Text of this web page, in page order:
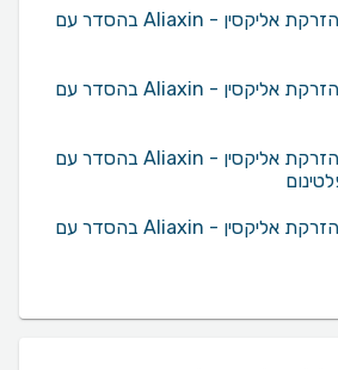
רופאים בתחום הזרקת אליקסין - Aliaxin בהסדר עם
רופאים בתחום הזרקת אליקסין - Aliaxin בהסדר עם
רופאים בתחום הזרקת אליקסין - Aliaxin בהסדר עם
רופאים בתחום הזרקת אליקסין - Aliaxin בהסדר עם